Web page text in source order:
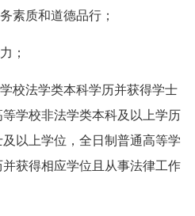
素质和道德品行；
；
校法学类本科学历并获得学士
学校非法学类本科及以上学历
以上学位，全日制普通高等学
获得相应学位且从事法律工作